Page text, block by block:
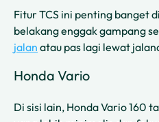
Fitur TCS ini penting banget
belakang enggak gampang
jalan atau pas lagi lewat
Honda Vario
Di sisi lain, Honda Vario 160